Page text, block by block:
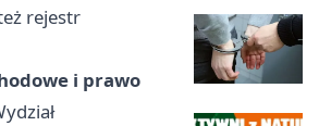
rejestr
i prawo